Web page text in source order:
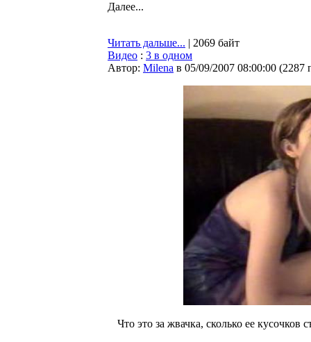
Далее...
Читать дальше... | 2069 байт
Видео : 3 в одном
Автор: Milena в 05/09/2007 08:00:00 (2287
Что это за жвачка, сколько ее